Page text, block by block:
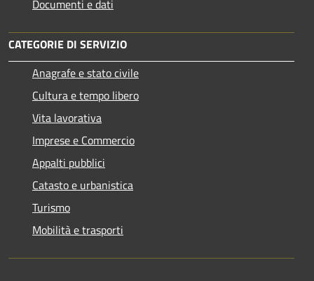
Documenti e dati
CATEGORIE DI SERVIZIO
Anagrafe e stato civile
Cultura e tempo libero
Vita lavorativa
Imprese e Commercio
Appalti pubblici
Catasto e urbanistica
Turismo
Mobilità e trasporti